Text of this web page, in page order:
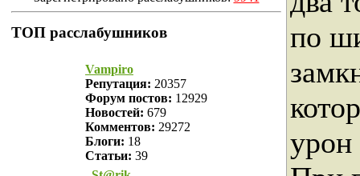
ТОП расслабушников
Vampiro
Репутация: 20357
Форум постов: 12929
Новостей: 679
Комментов: 29272
Блоги: 18
Статьи: 39
по
урон